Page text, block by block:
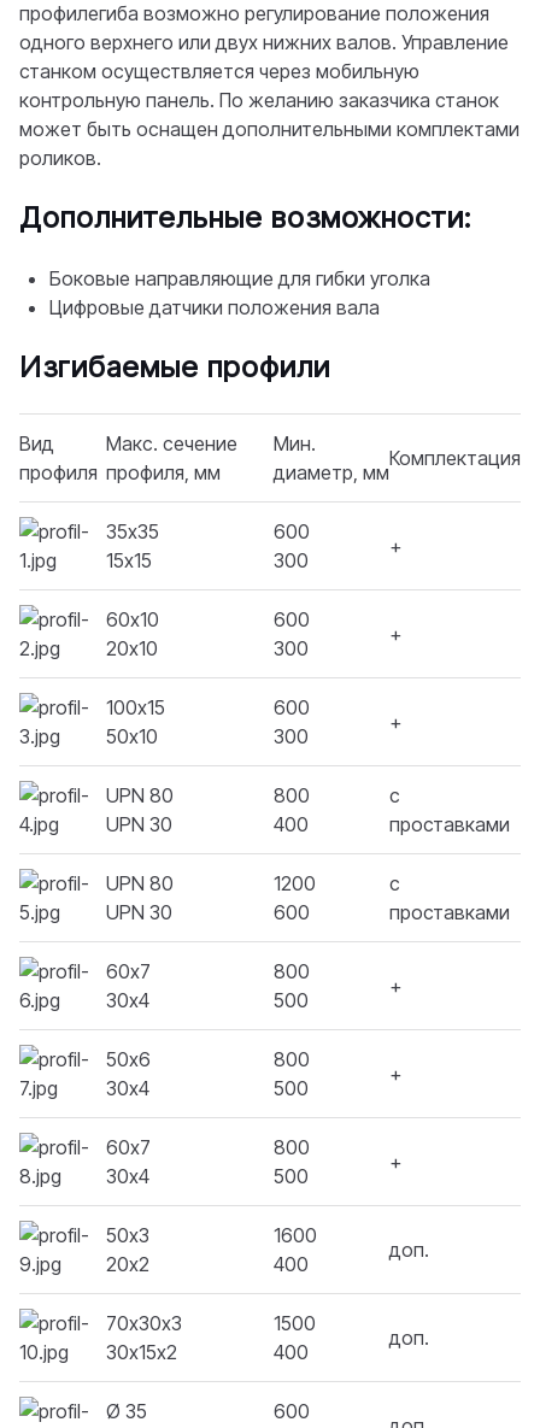
профилегиба возможно регулирование положения
одного верхнего или двух нижних валов. Управление
станком осуществляется через мобильную
контрольную панель. По желанию заказчика станок
может быть оснащен дополнительными комплектами
роликов.
Дополнительные возможности:
Боковые направляющие для гибки уголка
Цифровые датчики положения вала
Изгибаемые профили
Вид
профиля
Макс. сечение
профиля, мм
Мин.
диаметр, мм
Комплектация
35х35
15х15
600
300
+
60х10
20х10
600
300
+
100х15
50х10
600
300
+
UPN 80
UPN 30
800
400
с
проставками
UPN 80
UPN 30
1200
600
с
проставками
60х7
30х4
800
500
+
50х6
30х4
800
500
+
60х7
30х4
800
500
+
50х3
20х2
1600
400
доп.
70х30х3
30х15х2
1500
400
доп.
Ø 35 600